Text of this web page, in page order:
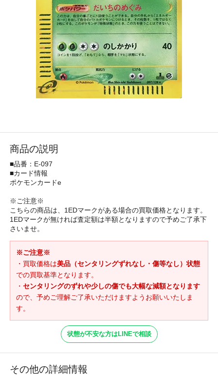
商品の説明
■品番：E-097
■カード情報
ポケモンカードe
※ご注意※
こちらの商品は、1EDマークがある場合の買取価格となります。
1EDマークが無ければ査定額は半額となりますので予めご了承下
さいませ。
※ご注意※
・買取価格は美品（センタリングずれなし・傷等なし）状態
での買取基準となります。
・ センタリングのずれや少しの傷でも大幅な減額となります
ので、予めご理解ご了承いただけますようお願いいたしま
す。
状態が不安な方はLINEで相談
その他の詳細情報